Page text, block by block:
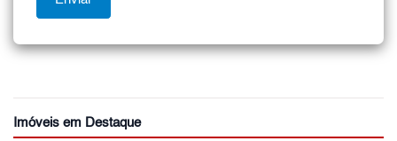
Imóveis em Destaque